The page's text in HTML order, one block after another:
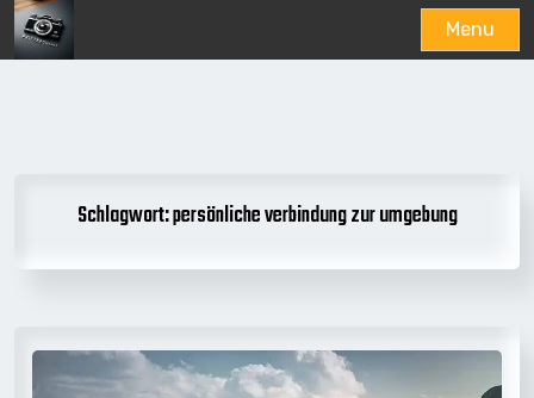
Menu
Schlagwort:persönliche verbindung zur umgebung